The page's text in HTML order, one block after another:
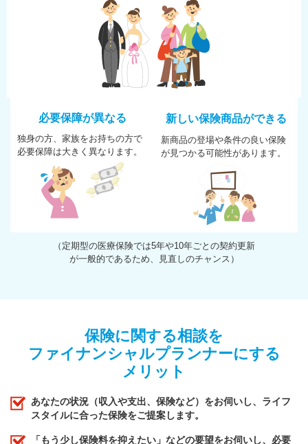
必要保障が異なる
独身の方、家族をお持ちの方で
必要保障は大きく異なります。
新しい保険商品ができる
新商品の登場や条件の良い保険
が見つかる可能性があります。
（定期型の医療保険では5年や10年ごとの契約更新
が一般的であるため、見直しのチャンス）
保険に関する相談を
ファイナンシャルプランナーにする
メリット
あなたの状況（収入や支出、保険など）をお伺いし、ライフ
スタイルに合った保険をご提案します。
「もう少し保険料を抑えたい」などの要望をお伺いし、必要